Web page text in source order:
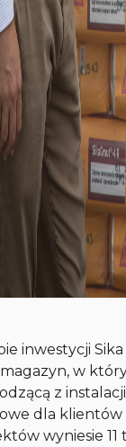
inwestycji
w
z
dla klientów
wyniesie